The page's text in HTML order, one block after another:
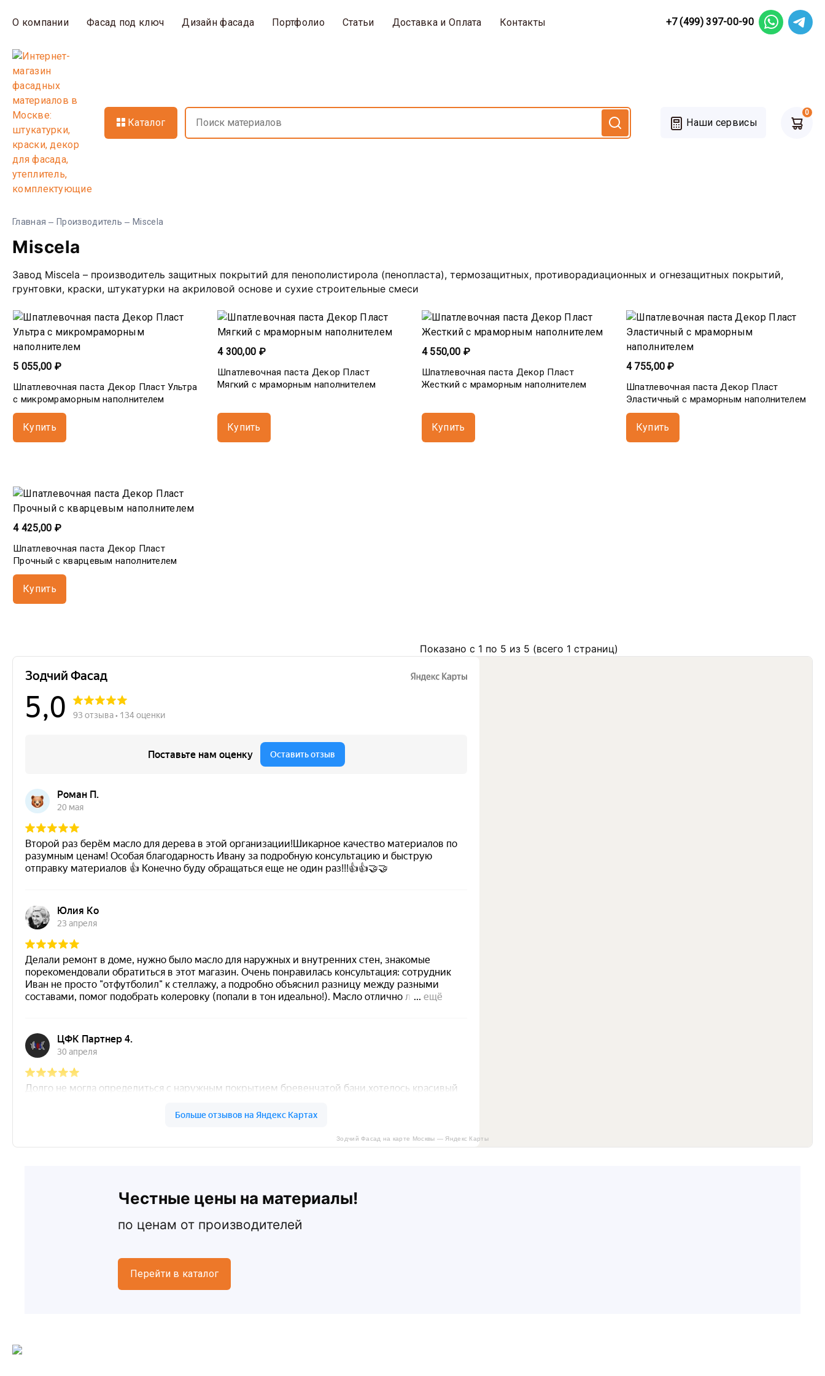
О компании Фасад под ключ Дизайн фасада Портфолио Статьи Доставка и Оплата Контакты +7 (499) 397-00-90
Каталог Наши сервисы
0
Главная Производитель Miscela
Miscela
Завод Miscela – производитель защитных покрытий для пенополистирола (пенопласта), термозащитных, противорадиационных и огнезащитных покрытий,
грунтовки, краски, штукатурки на акриловой основе и сухие строительные смеси
5 055,00 ₽
Шпатлевочная паста Декор Пласт Ультра
с микромраморным наполнителем
Купить
4 300,00 ₽
Шпатлевочная паста Декор Пласт
Мягкий с мраморным наполнителем
Купить
4 550,00 ₽
Шпатлевочная паста Декор Пласт
Жесткий с мраморным наполнителем
Купить
4 755,00 ₽
Шпатлевочная паста Декор Пласт
Эластичный с мраморным наполнителем
Купить
4 425,00 ₽
Шпатлевочная паста Декор Пласт
Прочный с кварцевым наполнителем
Купить
Показано с 1 по 5 из 5 (всего 1 страниц)
Зодчий Фасад на карте Москвы — Яндекс Карты
Честные цены на материалы!
по ценам от производителей
Перейти в каталог